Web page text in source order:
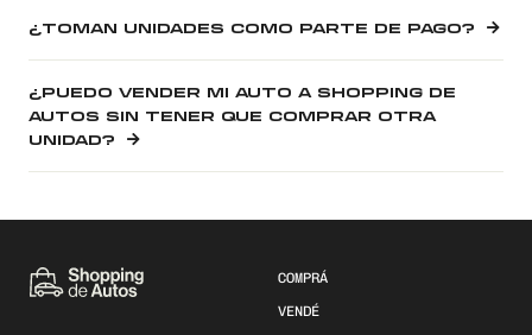
¿TOMAN UNIDADES COMO PARTE DE PAGO?
¿PUEDO VENDER MI AUTO A SHOPPING DE
AUTOS SIN TENER QUE COMPRAR OTRA
UNIDAD?
COMPRÁ
VENDÉ